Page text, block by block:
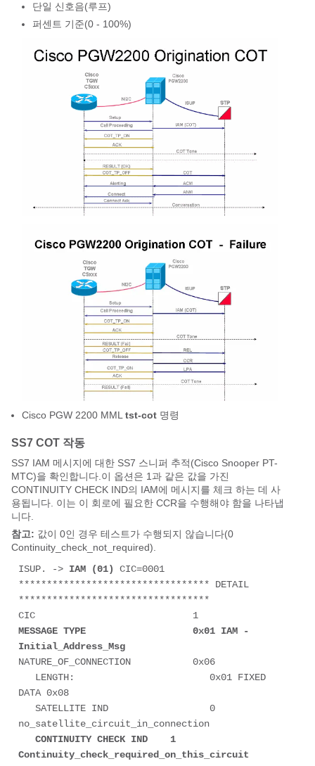
단일 신호음(루프)
퍼센트 기준(0 - 100%)
Cisco PGW 2200 MMLtst-cot 명령
SS7 COT 작동
SS7 IAM 메시지에 대한 SS7 스니퍼 추적(Cisco Snooper PT-
MTC)을 확인합니다.이 옵션은 1과 같은 값을 가진
CONTINUITY CHECK IND의 IAM에 메시지를 체크 하는 데 사
용됩니다. 이는 이 회로에 필요한 CCR을 수행해야 함을 나타냅
니다.
참고: 값이 0인 경우 테스트가 수행되지 않습니다(0
Continuity_check_not_required).
ISUP. -> IAM (01)
CIC=0001
********************************** DETAIL
**********************************
MESSAGE TYPE                   0x01 IAM -
Initial_Address_Msg
NATURE_OF_CONNECTION           0x06
DATA 0x08
no_satellite_circuit_in_connection
CONTINUITY CHECK IND    1
Continuity_check_required_on_this_circuit